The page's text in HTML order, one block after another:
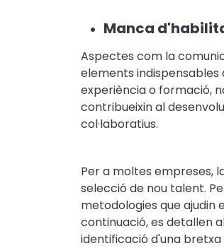
Manca
Aspectes com la
elements indispensables
experiència o formació,
contribueixin al
col·laboratius.
Per a moltes empreses,
selecció de nou talent.
metodologies que
continuació, es detallen
identificació d'una